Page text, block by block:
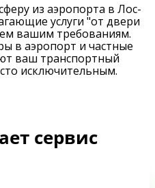
из аэропорта в Лос-
услуги "от двери
вашим требованиям.
в аэропорт и частные
ваш транспортный
исключительным.
сервис